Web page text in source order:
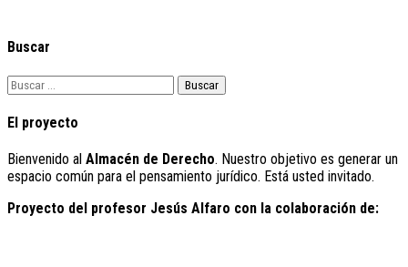
Buscar
Buscar:
El proyecto
Bienvenido al Almacén de Derecho. Nuestro objetivo es generar un
espacio común para el pensamiento jurídico. Está usted invitado.
Proyecto del profesor Jesús Alfaro con la colaboración de: